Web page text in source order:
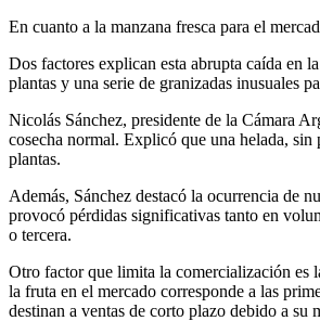
En cuanto a la manzana fresca para el
Dos factores explican esta abrupta caída en
plantas y una serie de granizadas inusuales
Nicolás Sánchez, presidente de la Cámara
cosecha normal. Explicó que una helada,
plantas.
Además, Sánchez destacó la ocurrencia de
provocó pérdidas significativas tanto en
o tercera.
Otro factor que limita la comercialización es
la fruta en el mercado corresponde a las
destinan a ventas de corto plazo debido a su